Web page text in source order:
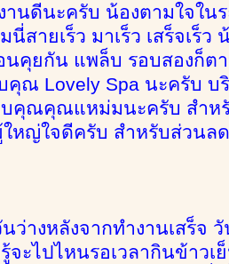
นดีนะครับ น้องตามใจใน
ายเร็ว มาเร็ว เสร็จเร็ว
นคุยกัน แพล็บ รอบสองก็ต
ณ Lovely Spa นะครับ บ
บคุณคุณแหม่มนะครับ สำห
หญ่ใจดีครับ สำหรับส่วนล
างหลังจากทำงานเสร็จ
ไปไหนรอเวลากินข้าวเย็